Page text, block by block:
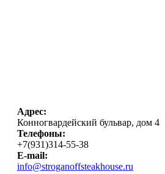
Адрес:
Конногвардейский бульвар, дом 4
Телефоны:
+7(931)314-55-38
E-mail:
info@stroganoffsteakhouse.ru